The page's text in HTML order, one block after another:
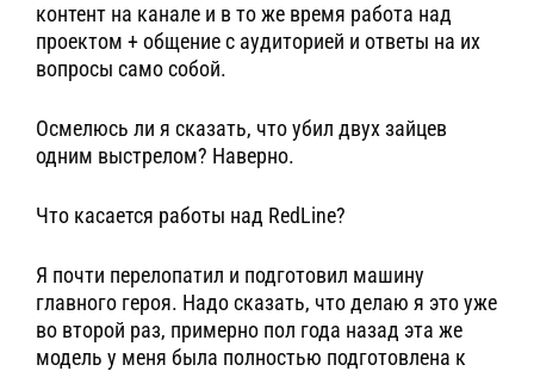
контент на канале и в то же время работа над
проектом + общение с аудиторией и ответы на их
вопросы само собой.
Осмелюсь ли я сказать, что убил двух зайцев
одним выстрелом? Наверно.
Что касается работы над RedLine?
Я почти перелопатил и подготовил машину
главного героя. Надо сказать, что делаю я это уже
во второй раз, примерно пол года назад эта же
модель у меня была полностью подготовлена к